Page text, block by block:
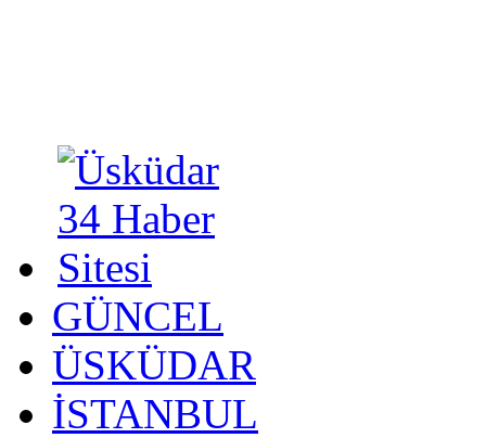
GÜNCEL
ÜSKÜDAR
İSTANBUL